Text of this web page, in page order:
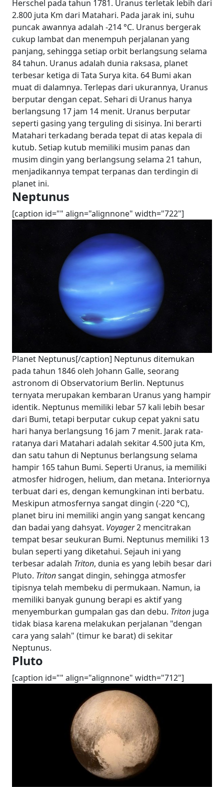
Herschel pada tahun 1781. Uranus terletak lebih dari
2.800 juta Km dari Matahari. Pada jarak ini, suhu
puncak awannya adalah -214 °C. Uranus bergerak
cukup lambat dan menempuh perjalanan yang
panjang, sehingga setiap orbit berlangsung selama
84 tahun. Uranus adalah dunia raksasa, planet
terbesar ketiga di Tata Surya kita. 64 Bumi akan
muat di dalamnya. Terlepas dari ukurannya, Uranus
berputar dengan cepat. Sehari di Uranus hanya
berlangsung 17 jam 14 menit. Uranus berputar
seperti gasing yang terguling di sisinya. Ini berarti
Matahari terkadang berada tepat di atas kepala di
kutub. Setiap kutub memiliki musim panas dan
musim dingin yang berlangsung selama 21 tahun,
menjadikannya tempat terpanas dan terdingin di
planet ini.
Neptunus
[caption id="" align="alignnone" width="722"]
Planet Neptunus[/caption] Neptunus ditemukan
pada tahun 1846 oleh Johann Galle, seorang
astronom di Observatorium Berlin. Neptunus
ternyata merupakan kembaran Uranus yang hampir
identik. Neptunus memiliki lebar 57 kali lebih besar
dari Bumi, tetapi berputar cukup cepat yakni satu
hari hanya berlangsung 16 jam 7 menit. Jarak rata-
ratanya dari Matahari adalah sekitar 4.500 juta Km,
dan satu tahun di Neptunus berlangsung selama
hampir 165 tahun Bumi. Seperti Uranus, ia memiliki
atmosfer hidrogen, helium, dan metana. Interiornya
terbuat dari es, dengan kemungkinan inti berbatu.
Meskipun atmosfernya sangat dingin (-220 °C),
planet biru ini memiliki angin yang sangat kencang
dan badai yang dahsyat. Voyager2 mencitrakan
tempat besar seukuran Bumi. Neptunus memiliki 13
bulan seperti yang diketahui. Sejauh ini yang
terbesar adalah Triton, dunia es yang lebih besar dari
Pluto. Tritonsangat dingin, sehingga atmosfer
tipisnya telah membeku di permukaan. Namun, ia
memiliki banyak gunung berapi es aktif yang
menyemburkan gumpalan gas dan debu. Triton juga
tidak biasa karena melakukan perjalanan "dengan
cara yang salah" (timur ke barat) di sekitar
Neptunus.
Pluto
[caption id="" align="alignnone" width="712"]